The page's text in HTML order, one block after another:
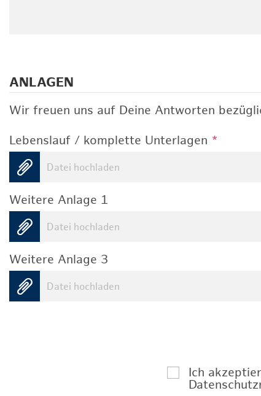
ANLAGEN
Wir freuen uns auf Deine Antworten
Lebenslauf / komplette Unterlagen *
Datei hochladen
Weitere Anlage 1
Datei hochladen
Weitere Anlage 3
Datei hochladen
Ich